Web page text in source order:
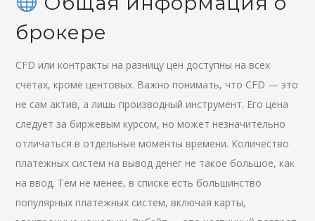
брокере
CFD или контракты на разницу цен доступны на всех
счетах, кроме центовых. Важно понимать, что CFD — это
не сам актив, а лишь производный инструмент. Его цена
следует за биржевым курсом, но может незначительно
отличаться в отдельные моменты времени. Количество
платежных систем на вывод денег не такое большое, как
на ввод. Тем не менее, в списке есть большинство
популярных платежных систем, включая карты,